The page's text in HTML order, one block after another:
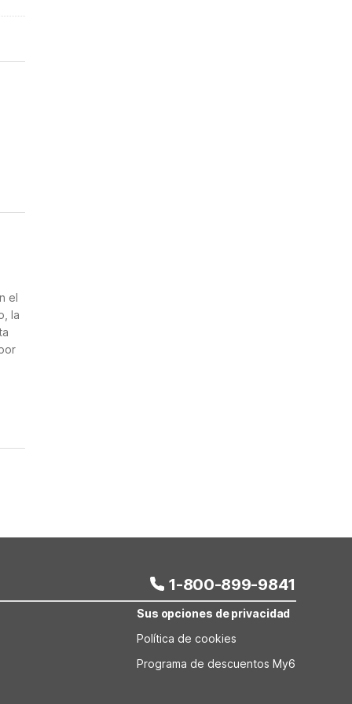
el
la
1-800-899-9841
Sus opciones de privacidad
Política de cookies
Programa de descuentos My6